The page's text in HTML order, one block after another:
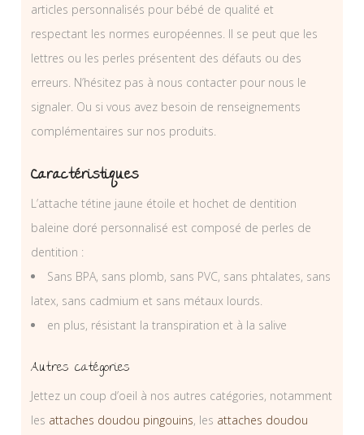
articles personnalisés pour bébé de qualité et
respectant les normes européennes. Il se peut que les
lettres ou les perles présentent des défauts ou des
erreurs. N’hésitez pas à nous contacter pour nous le
signaler. Ou si vous avez besoin de renseignements
complémentaires sur nos produits.
Caractéristiques
L’attache tétine jaune étoile et hochet de dentition
baleine doré personnalisé est composé de perles de
dentition :
Sans BPA, sans plomb, sans PVC, sans phtalates, sans
latex, sans cadmium et sans métaux lourds.
en plus, résistant la transpiration et à la salive
Autres catégories
Jettez un coup d’oeil à nos autres catégories, notamment
les attaches doudou pingouins, les attaches doudou